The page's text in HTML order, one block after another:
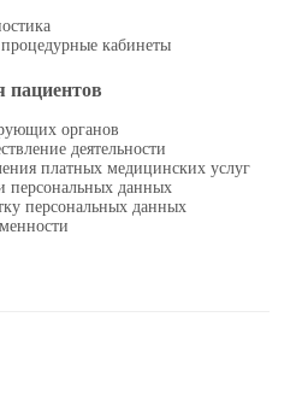
кабинеты
органов
деятельности
платных медицинских услуг
персональных данных
персональных данных